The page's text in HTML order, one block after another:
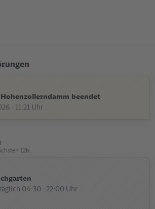
beendet
· 11:21 Uhr
12h:
04:30 - 22:00 Uhr